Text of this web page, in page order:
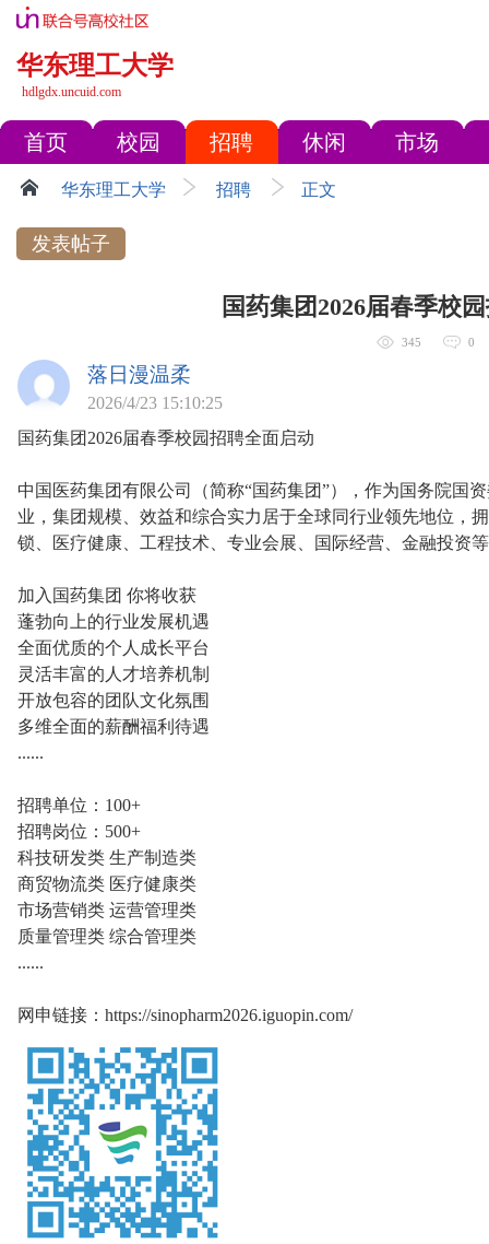
华东理工大学
hdlgdx.uncuid.com
首页 校园 招聘 休闲 市场
华东理工大学 招聘 正文
发表帖子
国药集团2026届春季校
345 0
落日漫温柔
2026/4/23 15:10:25
国药集团2026届春季校园招聘全面启动
中国医药集团有限公司（简称“国药集团”），作为国务院国
业，集团规模、效益和综合实力居于全球同行业领先地位，
锁、医疗健康、工程技术、专业会展、国际经营、金融投资
加入国药集团 你将收获
蓬勃向上的行业发展机遇
全面优质的个人成长平台
灵活丰富的人才培养机制
开放包容的团队文化氛围
多维全面的薪酬福利待遇
......
招聘单位：100+
招聘岗位：500+
科技研发类 生产制造类
商贸物流类 医疗健康类
市场营销类 运营管理类
质量管理类 综合管理类
......
网申链接：https://sinopharm2026.iguopin.com/